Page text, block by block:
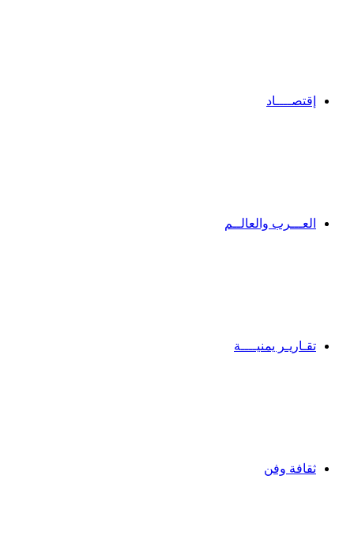
إقتصــــاد
العـــرب والعالــم
تقـاريـر يمنيــــة
ثقافة وفن